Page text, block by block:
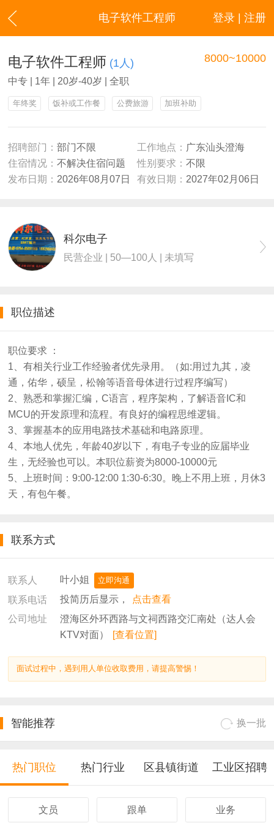
登录 | 注册
电子软件工程师
电子软件工程师 (1人) 8000~10000
中专 | 1年 | 20岁-40岁 | 全职
年终奖 饭补或工作餐 公费旅游 加班补助
招聘部门： 部门不限 工作地点： 广东汕头澄海
住宿情况： 不解决住宿问题 性别要求： 不限
发布日期： 2026年08月07日 有效日期： 2027年02月06日
科尔电子
民营企业 | 50—100人 | 未填写
职位描述
职位要求 ：
1、有相关行业工作经验者优先录用。（如:用过九其，凌
通，佑华，硕呈，松翰等语音母体进行过程序编写）
2、熟悉和掌握汇编，C语言，程序架构，了解语音IC和
MCU的开发原理和流程。有良好的编程思维逻辑。
3、掌握基本的应用电路技术基础和电路原理。
4、本地人优先，年龄40岁以下，有电子专业的应届毕业
生，无经验也可以。本职位薪资为8000-10000元
5、上班时间：9:00-12:00 1:30-6:30。晚上不用上班，月休3
天，有包午餐。
联系方式
联系人 叶小姐 立即沟通
联系电话 投简历后显示，
点击查看
公司地址
澄海区外环西路与文祠西路交汇南处（达人会
KTV对面）
[查看位置]
面试过程中，遇到用人单位收取费用，请提高警惕！
智能推荐 换一批
热门职位 热门行业 区县镇街道 工业区招聘
文员 跟单 业务